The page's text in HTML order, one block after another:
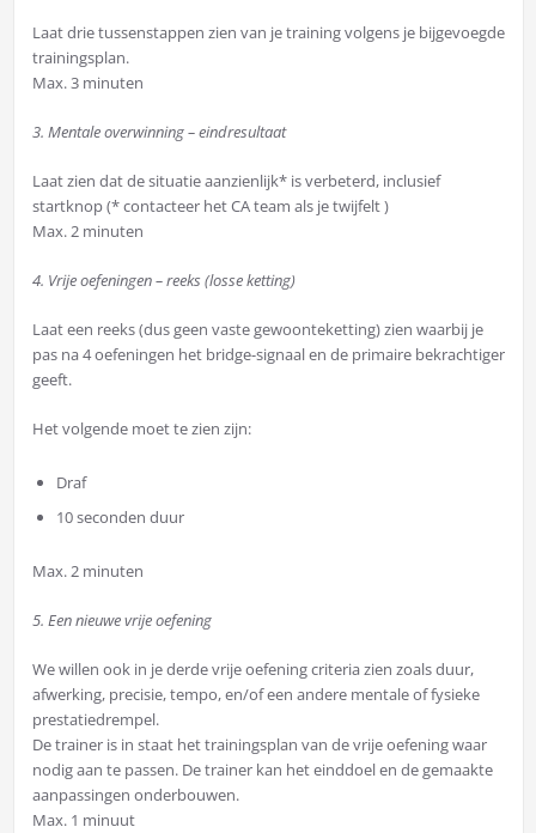
Laat drie tussenstappen zien van je training volgens je bijgevoegde
trainingsplan.
Max. 3 minuten
3. Mentale overwinning – eindresultaat
Laat zien dat de situatie aanzienlijk* is verbeterd, inclusief
startknop (* contacteer het CA team als je twijfelt )
Max. 2 minuten
4. Vrije oefeningen – reeks (losse ketting)
Laat een reeks (dus geen vaste gewoonteketting) zien waarbij je
pas na 4 oefeningen het bridge-signaal en de primaire bekrachtiger
geeft.
Het volgende moet te zien zijn:
Draf
10 seconden duur
Max. 2 minuten
5. Een nieuwe vrije oefening
We willen ook in je derde vrije oefening criteria zien zoals duur,
afwerking, precisie, tempo, en/of een andere mentale of fysieke
prestatiedrempel.
De trainer is in staat het trainingsplan van de vrije oefening waar
nodig aan te passen. De trainer kan het einddoel en de gemaakte
aanpassingen onderbouwen.
Max. 1 minuut